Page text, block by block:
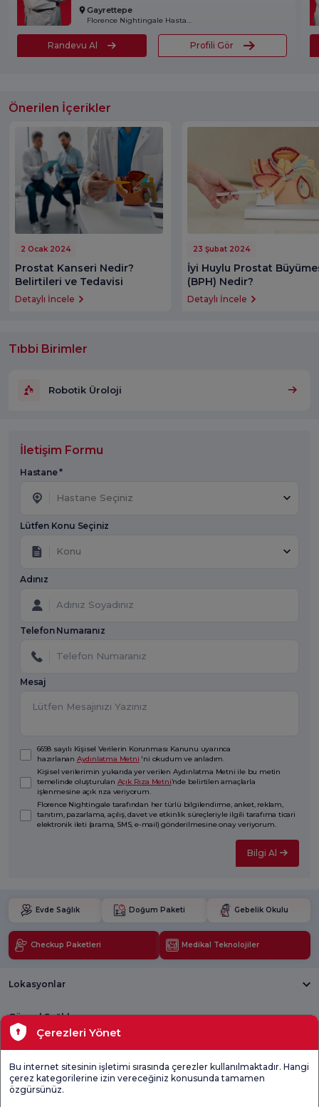
Gayrettepe
Florence Nightingale Hastanesi
Randevu Al Profili Gör
Önerilen İçerikler
2 Ocak 2024
Prostat Kanseri Nedir?
Belirtileri ve Tedavisi
Detaylı İncele
23 Şubat 2024
İyi Huylu Prostat
(BPH) Nedir?
Detaylı İncele
Tıbbi Birimler
Robotik Üroloji
İletişim Formu
Hastane *
Hastane Seçiniz
Lütfen Konu Seçiniz
Konu
Adınız
Telefon Numaranız
Mesaj
6698 sayılı Kişisel Verilerin Korunması Kanunu uyarınca
hazırlanan Aydınlatma Metni 'ni okudum ve anladım.
Kişisel verilerimin yukarıda yer verilen Aydınlatma Metni ile bu metin
temelinde oluşturulan Açık Rıza Metni’nde belirtilen amaçlarla
işlenmesine açık rıza veriyorum.
Florence Nightingale tarafından her türlü bilgilendirme, anket, reklam,
tanıtım, pazarlama, açılış, davet ve etkinlik süreçleriyle ilgili tarafıma ticari
elektronik ileti (arama, SMS, e-mail) gönderilmesine onay veriyorum.
Bilgi Al
Evde Sağlık Doğum Paketi Gebelik Okulu
Checkup Paketleri Medikal Teknolojiler
Lokasyonlar
Güncel Sağlık
Tıbbi Birimler
Genel
Memnuniyet
Çerezleri Yönet
Bu internet sitesinin işletimi sırasında çerezler kullanılmaktadır. Hangi
çerez kategorilerine izin vereceğiniz konusunda tamamen
özgürsünüz.